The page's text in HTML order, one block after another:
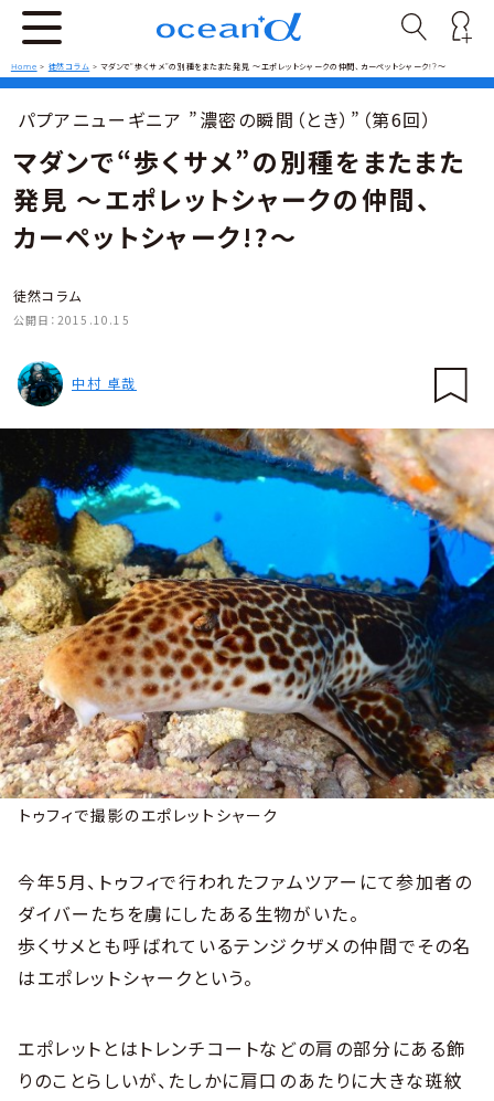
Home > 徒然コラム >マダンで“歩くサメ”の別種をまたまた発見 ～エポレットシャークの仲間、カーペットシャーク!?～
パプアニューギニア ”濃密の瞬間（とき）”（第6回）
マダンで“歩くサメ”の別種をまたまた
発見 ～エポレットシャークの仲間、
カーペットシャーク!?～
徒然コラム
公開日： 2015.10.15
中村 卓哉
トゥフィで撮影のエポレットシャーク
今年5月、トゥフィで行われたファムツアーにて参加者の
ダイバーたちを虜にしたある生物がいた。
歩くサメとも呼ばれているテンジクザメの仲間でその名
はエポレットシャークという。
エポレットとはトレンチコートなどの肩の部分にある飾
りのことらしいが、たしかに肩口のあたりに大きな斑紋